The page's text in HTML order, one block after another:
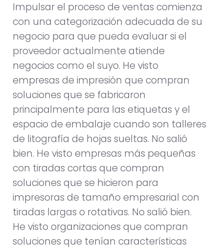
Impulsar el proceso de ventas comienza
con una categorización adecuada de su
negocio para que pueda evaluar si el
proveedor actualmente atiende
negocios como el suyo. He visto
empresas de impresión que compran
soluciones que se fabricaron
principalmente para las etiquetas y el
espacio de embalaje cuando son talleres
de litografía de hojas sueltas. No salió
bien. He visto empresas más pequeñas
con tiradas cortas que compran
soluciones que se hicieron para
impresoras de tamaño empresarial con
tiradas largas o rotativas. No salió bien.
He visto organizaciones que compran
soluciones que tenían características